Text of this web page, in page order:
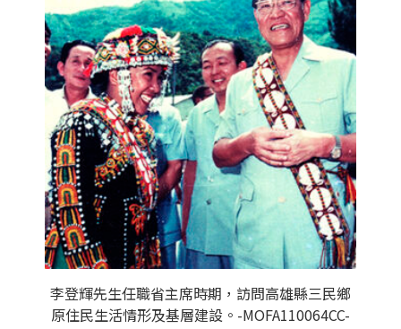
李登輝先生任職省主席時期，訪問高雄縣三民鄉
原住民生活情形及基層建設。-MOFA110064CC-